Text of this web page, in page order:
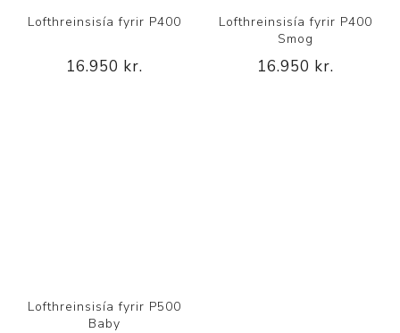
Lofthreinsisía fyrir P400
16.950 kr.
Lofthreinsisía fyrir P400
Smog
16.950 kr.
Lofthreinsisía fyrir P500
Baby